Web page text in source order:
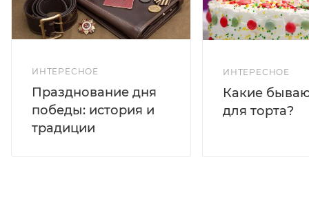
ИНТЕРЕСНОЕ
Празднование дня
победы: история и
традиции
ИНТЕРЕСНОЕ
Какие
для торта?